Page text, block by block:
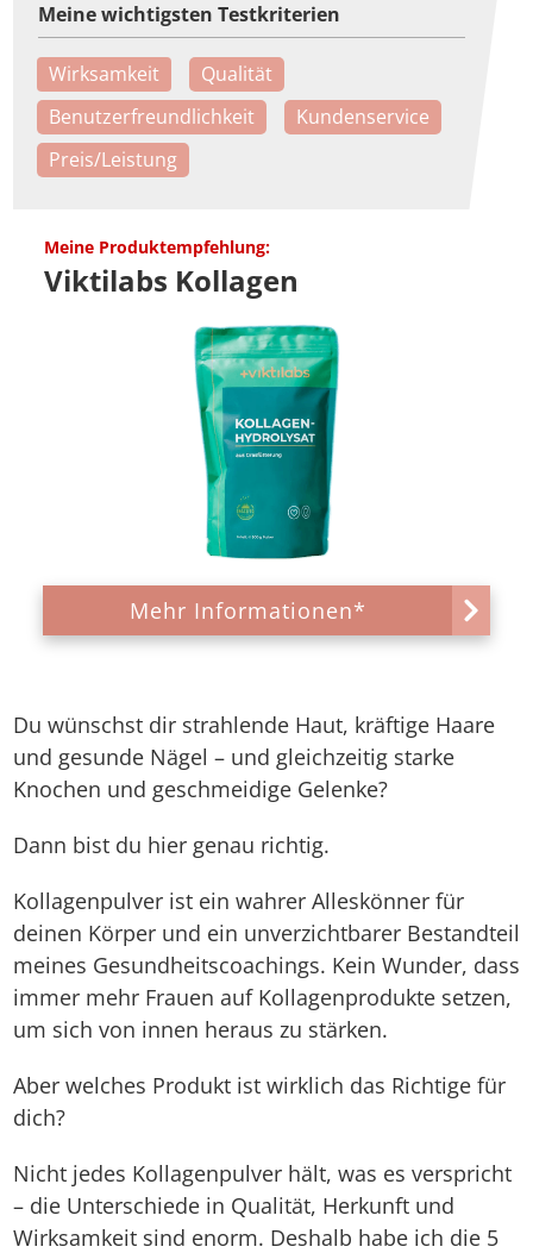
Meine wichtigsten Testkriterien
Wirksamkeit
Qualität
Benutzerfreundlichkeit
Kundenservice
Preis/Leistung
Meine Produktempfehlung:
Viktilabs Kollagen
Mehr Informationen*
Du wünschst dir strahlende Haut, kräftige Haare
und gesunde Nägel – und gleichzeitig starke
Knochen und geschmeidige Gelenke?
Dann bist du hier genau richtig.
Kollagenpulver ist ein wahrer Alleskönner für
deinen Körper und ein unverzichtbarer Bestandteil
meines Gesundheitscoachings. Kein Wunder, dass
immer mehr Frauen auf Kollagenprodukte setzen,
um sich von innen heraus zu stärken.
Aber welches Produkt ist wirklich das Richtige für
dich?
Nicht jedes Kollagenpulver hält, was es verspricht
– die Unterschiede in Qualität, Herkunft und
Wirksamkeit sind enorm. Deshalb habe ich die 5